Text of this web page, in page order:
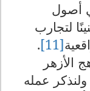
أصول
لتجارب
.[11]
الأزهر
عمله